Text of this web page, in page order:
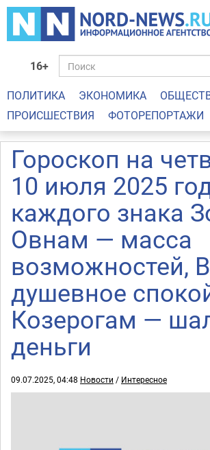
16+
ПОЛИТИКА ЭКОНОМИКА
ПРОИСШЕСТВИЯ
ФОТОРЕПОРТАЖИ
Гороскоп на
10 июля 2025
каждого знака
Овнам — масса
возможностей,
душевное
Козерогам —
деньги
09.07.2025, 04:48 Новости / Интересное